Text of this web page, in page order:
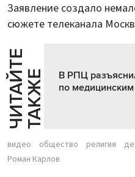
Заявление создало
сюжете телеканала
Ч
И
Т
АЙ
Т
Е
Т
А
К
ЖЕ
В РПЦ
по
видео общество религия
Роман Карлов